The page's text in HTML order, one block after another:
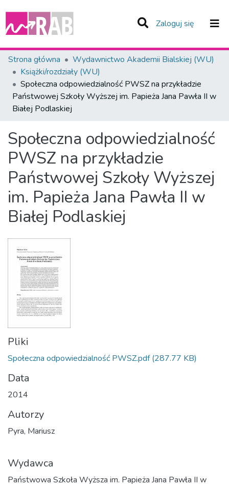
Zaloguj się (current)
Zespoły i Kolekcje
Statystyka
Całe Repozytorium
Strona główna
Wydawnictwo Akademii Bialskiej (WU)
Książki/rozdziały (WU)
Społeczna odpowiedzialność PWSZ na przykładzie
Państwowej Szkoły Wyższej im. Papieża Jana Pawła II w
Białej Podlaskiej
Społeczna odpowiedzialność
PWSZ na przykładzie
Państwowej Szkoły Wyższej
im. Papieża Jana Pawła II w
Białej Podlaskiej
Pliki
Społeczna odpowiedzialność PWSZ.pdf (287.77 KB)
Data
2014
Autorzy
Pyra, Mariusz
Wydawca
Państwowa Szkoła Wyższa im. Papieża Jana Pawła II w